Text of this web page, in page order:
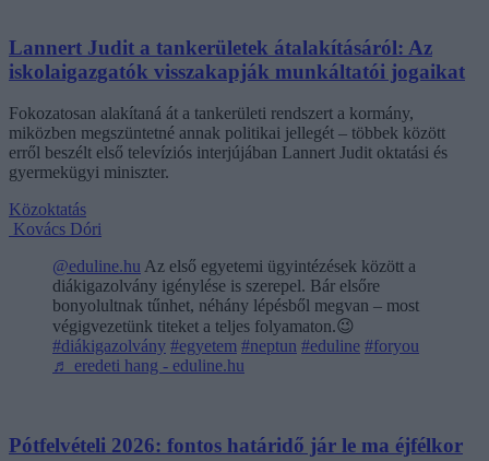
Lannert Judit a tankerületek átalakításáról: Az
iskolaigazgatók visszakapják munkáltatói jogaikat
Fokozatosan alakítaná át a tankerületi rendszert a kormány,
miközben megszüntetné annak politikai jellegét – többek között
erről beszélt első televíziós interjújában Lannert Judit oktatási és
gyermekügyi miniszter.
Közoktatás
Kovács Dóri
@eduline.hu Az első egyetemi ügyintézések között a
diákigazolvány igénylése is szerepel. Bár elsőre
bonyolultnak tűnhet, néhány lépésből megvan – most
végigvezetünk titeket a teljes folyamaton.😉
#diákigazolvány #egyetem #neptun #eduline #foryou
♬ eredeti hang - eduline.hu
Pótfelvételi 2026: fontos határidő jár le ma éjfélkor